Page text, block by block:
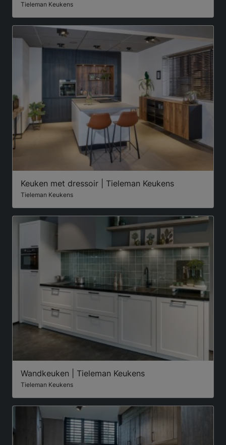
Tieleman Keukens
Keuken met dressoir | Tieleman Keukens
Tieleman Keukens
Wandkeuken | Tieleman Keukens
Tieleman Keukens